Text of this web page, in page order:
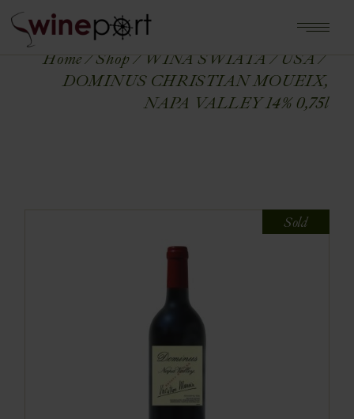
Home Shop WINA ŚWIATA
USA
DOMINUS CHRISTIAN MOUEIX,
NAPA VALLEY 14% 0,75l
Sold